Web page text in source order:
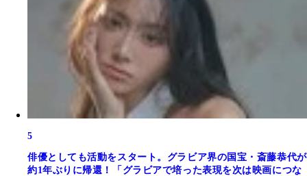
5
俳優としても活動をスタート。グラビア界の国宝・斎藤恭代が
約1年ぶりに帰還！「グラビアで培った表現を次は映画につな